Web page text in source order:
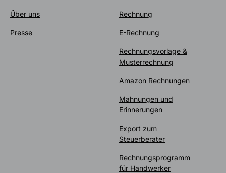
Über uns
Presse
Rechnung
E-Rechnung
Rechnungsvorlage &
Musterrechnung
Amazon Rechnungen
Mahnungen und
Erinnerungen
Export zum
Steuerberater
Rechnungsprogramm
für Handwerker